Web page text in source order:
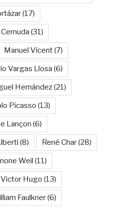
(17)
(31)
Manuel Vicent(7)
Vargas Llosa (6)
Hernández(21)
Picasso (13)
Lançon (6)
(8) René Char(28)
Weil (11)
Victor Hugo (13)
Faulkner(6)